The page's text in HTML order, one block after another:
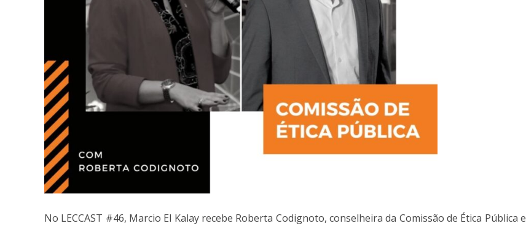
No LECCAST #46, Marcio El Kalay recebe Roberta Codignoto, conselheira da Comissão de Ética Pública e